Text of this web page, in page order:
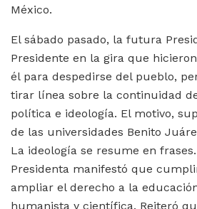
México.
El sábado pasado, la futura
Presidente en la gira que
él para despedirse del pueblo,
tirar línea sobre la continuidad
política e ideología. El motivo,
de las universidades Benito
La ideología se resume en
Presidenta manifestó que
ampliar el derecho a la
humanista y científica. Reiteró